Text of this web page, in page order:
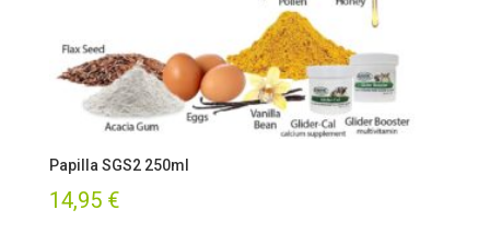
Papilla SGS2 250ml
14,95 €